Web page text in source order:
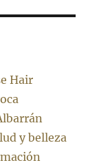
Hair
y belleza